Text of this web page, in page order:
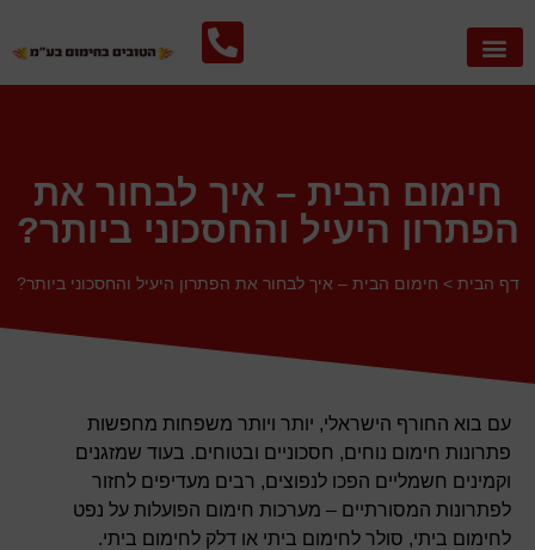
חימום הבית – איך לבחור את
הפתרון היעיל והחסכוני ביותר?
דף הבית > חימום הבית – איך לבחור את הפתרון היעיל והחסכוני ביותר?
עם בוא החורף הישראלי, יותר ויותר משפחות מחפשות
פתרונות חימום נוחים, חסכוניים ובטוחים. בעוד שמזגנים
וקמינים חשמליים הפכו לנפוצים, רבים מעדיפים לחזור
לפתרונות המסורתיים – מערכות חימום הפועלות על נפט
לחימום ביתי, סולר לחימום ביתי או דלק לחימום ביתי.